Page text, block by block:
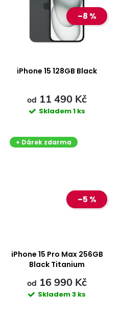
ůů
–8 %
iPhone 15 128GB Black
od 11 490 Kč
Skladem1 ks
+ Dárek zdarma
–5 %
iPhone 15 Pro Max 256GB
Black Titanium
od 16 990 Kč
Skladem3 ks